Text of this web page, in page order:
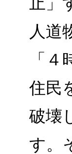
人道
「
住民
破壊
す。